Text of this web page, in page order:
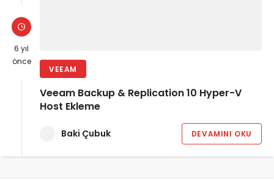
6 yıl
önce
VEEAM
Veeam Backup & Replication 10 Hyper-V
Host Ekleme
Baki Çubuk DEVAMINI OKU